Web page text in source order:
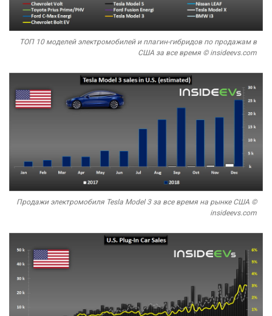
ТОП 10 моделей электромобилей и плагин-гибридов по продажам в
США за все время © insideevs.com
Продажи электромобиля Tesla Model 3 за все время на рынке США ©
insideevs.com